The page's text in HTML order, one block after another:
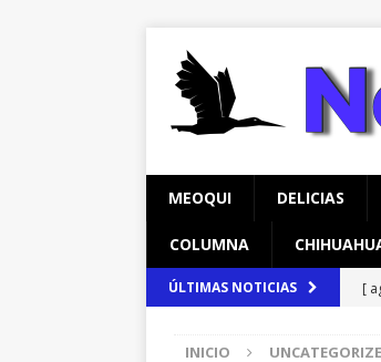
MEOQUI DELICIAS
COLUMNA
ÚLTIMAS NOTICIAS [
INICIO